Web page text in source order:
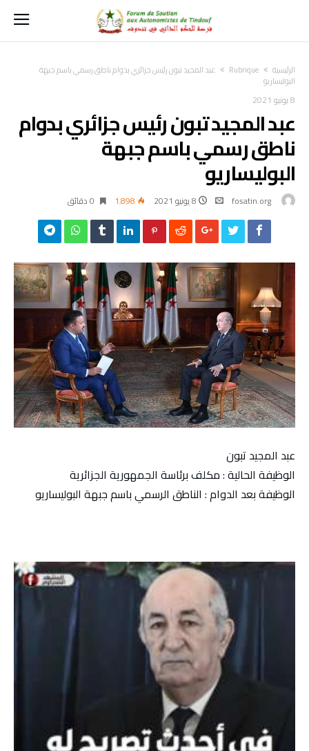
‫الرئيسية‬ Rubrique
عبد المجيد تبون رئيس جزائري بدوام ناطق رسمي باسم جبهة
البوليساريو
8 يونيو 2021
عبد المجيد تبون رئيس جزائري بدوام
ناطق رسمي باسم جبهة
البوليساريو
fosatin.org 8 يونيو 2021 1٬898 0 ‫دقائق‬
عبد المجيد تبون
الوظيفة الحالية : مكلف برئاسة الجمهورية الجزائرية
الوظيفة بعد الدوام : الناطق الرسمي باسم جبهة البوليساريو